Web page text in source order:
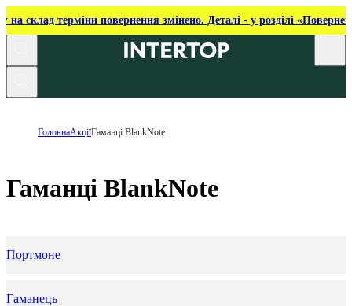
на склад терміни повернення змінено. Деталі - у розділі
ГоловнаАкціїГаманці BlankNote
Гаманці BlankNote
Портмоне
Гаманець